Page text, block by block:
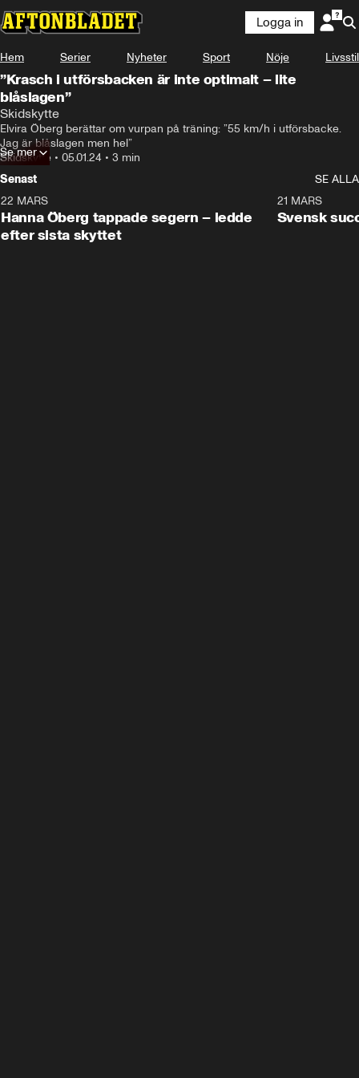
Logga in
Hem Serier Nyheter Sport Nöje Livsstil
”Krasch i utförsbacken är inte optimalt – lite
blåslagen”
Skidskytte
Elvira Öberg berättar om vurpan på träning: ”55 km/h i utförsbacke.
Jag är blåslagen men hel”
Skidskytte • 05.01.24 • 3 min
Se mer
Senast
SE ALLA
22 MARS
Hanna Öberg tappade segern – ledde
efter sista skyttet
21 MARS
Svensk